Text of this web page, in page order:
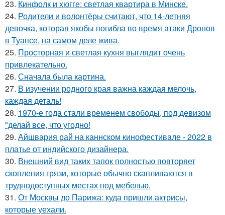
23. Кинфолк и хюгге: светлая квартира в Минске.
24. Родители и волонтёры считают, что 14-летняя
девочка, которая якобы погибла во время атаки Дронов
в Туапсе, на самом деле жива.
25. Просторная и светлая кухня выглядит очень
привлекательно.
26. Сначала была картина.
27. В изучении родного края важна каждая мелочь,
каждая деталь!
28. 1970-е года стали временем свободы, под девизом
"делай все, что угодно!
29. Айшвария рай на каннском кинофестивале - 2022 в
платье от индийского дизайнера.
30. Внешний вид таких тапок полностью повторяет
скопления грязи, которые обычно скапливаются в
труднодоступных местах под мебелью.
31. От Москвы до Парижа: куда пришли актрисы,
которые уехали.